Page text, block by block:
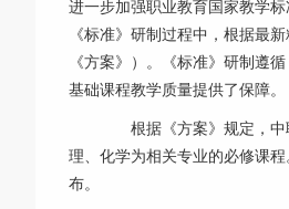
进一步加强职业教育国家教学
《标准》研制过程中，根据最
《方案》）。《标准》研制遵
基础课程教学质量提供了保障。
根据《方案》规定，中
理、化学为相关专业的必修课
布。